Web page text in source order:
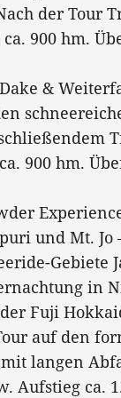
der Tour
900 hm.
&
900 hm.
und Mt. Jo
Gebiete
in
Fuji
auf den
langen
Aufstieg ca.